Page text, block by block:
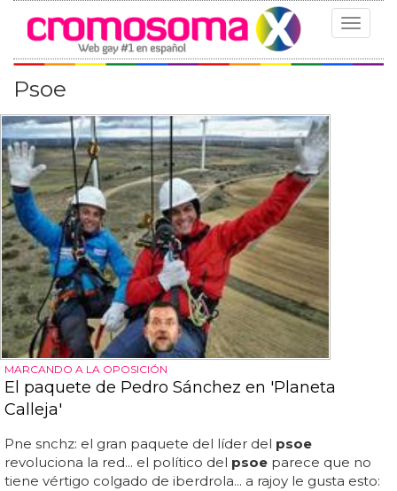
Toggle
Psoe
MARCANDO A LA OPOSICIÓN
El paquete de Pedro Sánchez en 'Planeta
Calleja'
Pne snchz: el gran paquete del líder del psoe
revoluciona la red... el político del psoe parece que no
tiene vértigo colgado de iberdrola... a rajoy le gusta esto: